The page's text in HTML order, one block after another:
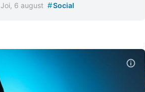
Joi, 6 august #Social